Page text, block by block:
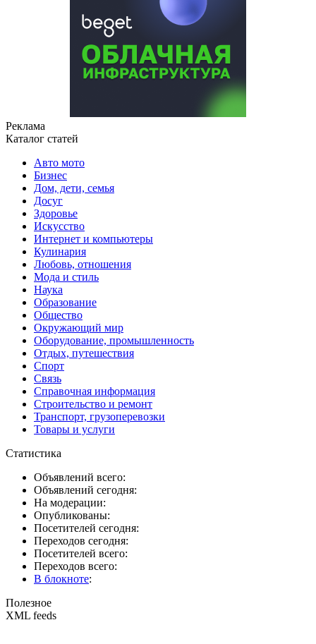
Реклама
Каталог статей
Авто мото
Бизнес
Дом, дети, семья
Досуг
Здоровье
Искусство
Интернет и компьютеры
Кулинария
Любовь, отношения
Мода и стиль
Наука
Образование
Общество
Окружающий мир
Оборудование, промышленность
Отдых, путешествия
Спорт
Связь
Справочная информация
Строительство и ремонт
Транспорт, грузоперевозки
Товары и услуги
Статистика
Объявлений всего:
Объявлений сегодня:
На модерации:
Опубликованы:
Посетителей сегодня:
Переходов сегодня:
Посетителей всего:
Переходов всего:
В блокноте:
Полезное
XML feeds